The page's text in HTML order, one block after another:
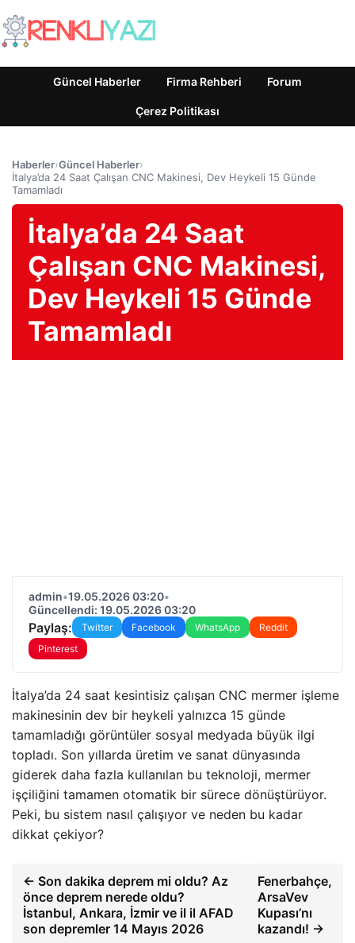
Güncel Haberler Firma Rehberi Forum
Çerez Politikası
Haberler›Güncel Haberler›
İtalya’da 24 Saat Çalışan CNC Makinesi, Dev Heykeli 15 Günde
Tamamladı
İtalya’da 24 Saat
Çalışan CNC Makinesi,
Dev Heykeli 15 Günde
Tamamladı
admin•19.05.2026 03:20•
Güncellendi: 19.05.2026 03:20
Paylaş: Twitter Facebook WhatsApp
Reddit
Pinterest
İtalya’da 24 saat kesintisiz çalışan CNC mermer işleme
makinesinin dev bir heykeli yalnızca 15 günde
tamamladığı görüntüler sosyal medyada büyük ilgi
topladı. Son yıllarda üretim ve sanat dünyasında
giderek daha fazla kullanılan bu teknoloji, mermer
işçiliğini tamamen otomatik bir sürece dönüştürüyor.
Peki, bu sistem nasıl çalışıyor ve neden bu kadar
dikkat çekiyor?
← Son dakika deprem mi oldu? Az
önce deprem nerede oldu?
İstanbul, Ankara, İzmir ve il il AFAD
son depremler 14 Mayıs 2026
Fenerbahçe,
ArsaVev
Kupası’nı
kazandı! →